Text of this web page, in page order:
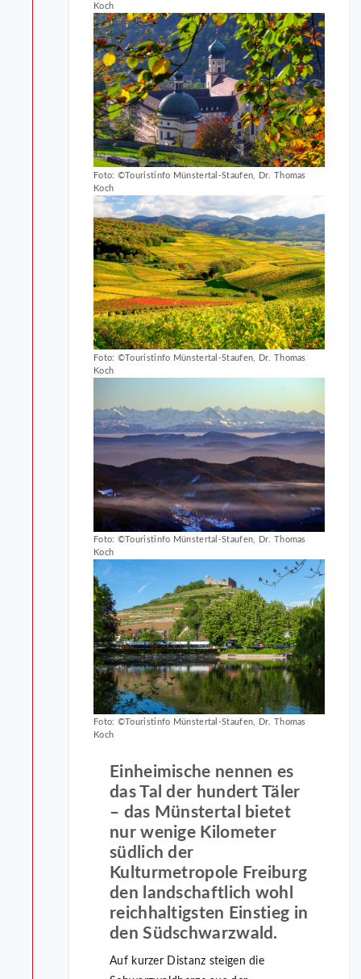
Koch
Foto: ©Touristinfo Münstertal-Staufen, Dr. Thomas
Koch
Foto: ©Touristinfo Münstertal-Staufen, Dr. Thomas
Koch
Foto: ©Touristinfo Münstertal-Staufen, Dr. Thomas
Koch
Foto: ©Touristinfo Münstertal-Staufen, Dr. Thomas
Koch
Einheimische nennen es
das Tal der hundert Täler
– das Münstertal bietet
nur wenige Kilometer
südlich der
Kulturmetropole Freiburg
den landschaftlich wohl
reichhaltigsten Einstieg in
den Südschwarzwald.
Auf kurzer Distanz steigen die